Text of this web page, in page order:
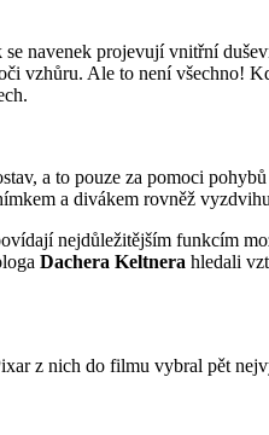
navenek projevují vnitřní
vzhůru. Ale to není všechno!
a to pouze za pomoci
a divákem rovněž
nejdůležitějším funkcím
Dachera Keltnera hledali
z nich do filmu vybral pět